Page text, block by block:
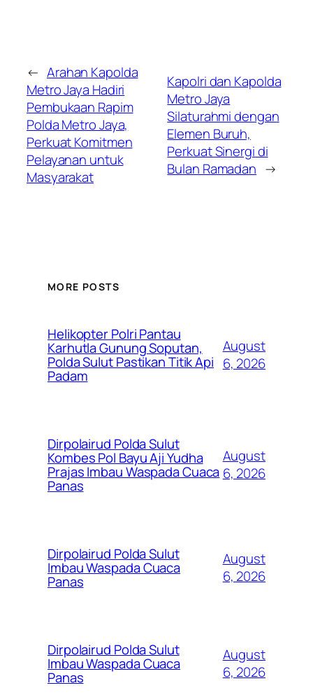
← Arahan Kapolda
Metro Jaya Hadiri
Pembukaan Rapim
Polda Metro Jaya,
Perkuat Komitmen
Pelayanan untuk
Masyarakat
Kapolri dan Kapolda
Metro Jaya
Silaturahmi dengan
Elemen Buruh,
Perkuat Sinergi di
Bulan Ramadan →
MORE POSTS
Helikopter Polri Pantau
Karhutla Gunung Soputan,
Polda Sulut Pastikan Titik Api
Padam
August
6, 2026
Dirpolairud Polda Sulut
Kombes Pol Bayu Aji Yudha
Prajas Imbau Waspada Cuaca
Panas
August
6, 2026
Dirpolairud Polda Sulut
Imbau Waspada Cuaca
Panas
August
6, 2026
Dirpolairud Polda Sulut
Imbau Waspada Cuaca
Panas
August
6, 2026